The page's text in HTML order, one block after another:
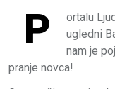
P
ortalu
ugledni
nam je
pranje novca!